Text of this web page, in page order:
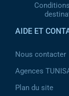
AIDE ET
Nous contacter
Agences
Plan du site